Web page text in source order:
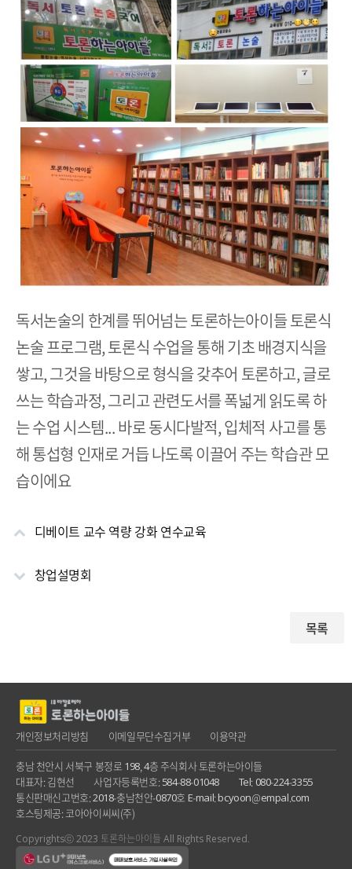
독서논술의 한계를 뛰어넘는 토론하는아이들 토론식
논술 프로그램, 토론식 수업을 통해 기초 배경지식을
쌓고, 그것을 바탕으로 형식을 갖추어 토론하고, 글로
쓰는 학습과정, 그리고 관련도서를 폭넓게 읽도록 하
는 수업 시스템... 바로 동시다발적, 입체적 사고를 통
해 통섭형 인재로 거듭 나도록 이끌어 주는 학습관 모
습이에요
디베이트 교수 역량 강화 연수교육
창업설명회
목록
개인정보처리방침 이메일무단수집거부
이용약관
충남 천안시 서북구 봉정로 198, 4층 주식회사 토론하는아이들
대표자: 김현선
사업자등록번호: 584-88-01048
Tel: 080-224-3355
통신판매신고번호: 2018-충남천안-0870호 E-mail: bcyoon@empal.com
호스팅제공: 코아아이씨씨(주)
Copyrightsⓒ 2023 토론하는아이들 All Rights Reserved.